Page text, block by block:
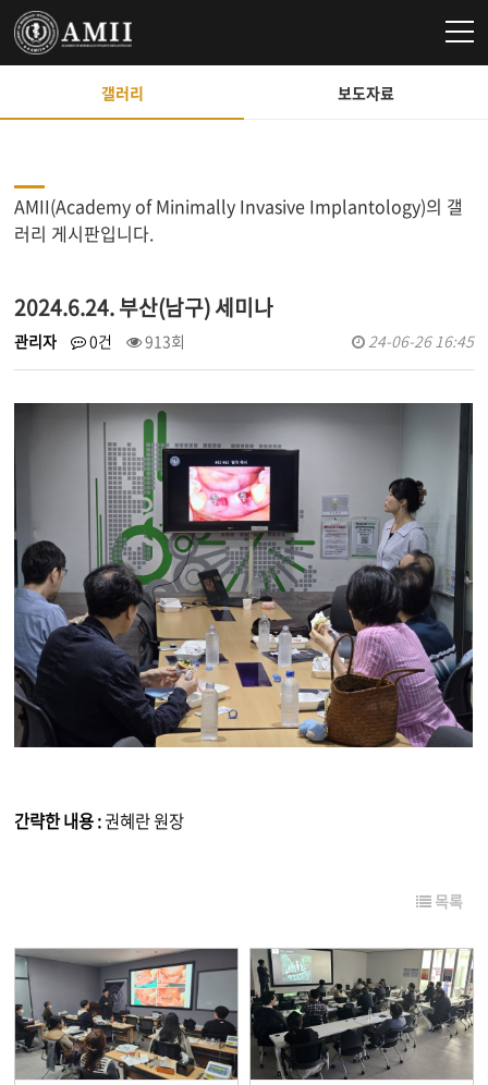
갤러리 보도자료
AMII(Academy of Minimally Invasive Implantology)의 갤
러리 게시판입니다.
2024.6.24. 부산(남구) 세미나
관리자 0건 913회 24-06-26 16:45
간략한 내용 :권혜란 원장
목록